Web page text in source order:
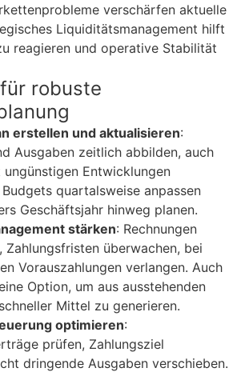
verschärfen aktuelle
Liquiditätsmanagement hilft
reagieren und operative Stabilität
robuste
erstellen und aktualisieren:
Ausgaben zeitlich abbilden, auch
ungünstigen Entwicklungen
quartalsweise anpassen
Geschäftsjahr hinweg planen.
stärken: Rechnungen
überwachen, bei
Vorauszahlungen verlangen. Auch
Option, um aus ausstehenden
Mittel zu generieren.
optimieren:
prüfen, Zahlungsziel
dringende Ausgaben verschieben.